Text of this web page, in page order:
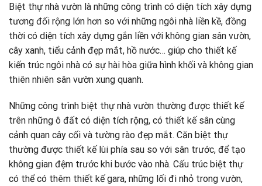
Biệt thự nhà vườn là những công trình có diện tích xây dựng
tương đối rộng lớn hơn so với những ngôi nhà liền kề, đồng
thời có diện tích xây dựng gắn liền với không gian sân vườn,
cây xanh, tiểu cảnh đẹp mắt, hồ nước… giúp cho thiết kế
kiến trúc ngôi nhà có sự hài hòa giữa hình khối và không gian
thiên nhiên sân vườn xung quanh.
Những công trình biệt thự nhà vườn thường được thiết kế
trên những ô đất có diện tích rộng, có thiết kế sân cùng
cảnh quan cây cối và tường rào đẹp mắt. Căn biệt thự
thường được thiết kế lùi phía sau so với sân trước, để tạo
không gian đệm trước khi bước vào nhà. Cấu trúc biệt thự
có thể có thêm thiết kế gara, những lối đi nhỏ trong vườn,